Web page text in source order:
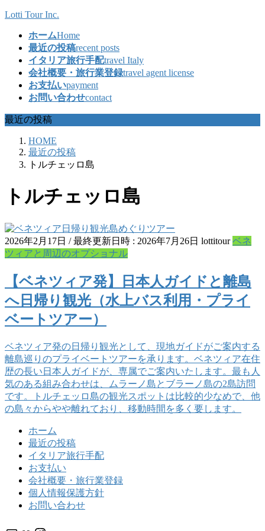
コ
ッ
プ
ナ
移
動
Lotti Tour Inc.
ホームHome
最近の投稿recent posts
イタリア旅行手配travel Italy
会社概要・旅行業登録travel agent license
お支払いpayment
お問い合わせcontact
最近の投稿
HOME
最近の投稿
トルチェッロ島
トルチェッロ島
2026年2月17日 / 最終更新日時 : 2026年7月26日 lottitour ベネ
ツィアと周辺のオプショナル
【ベネツィア発】日本人ガイドと離島
へ日帰り観光（水上バス利用・プライ
ベートツアー）
ベネツィア発の日帰り観光として、現地ガイドがご案内する
離島巡りのプライベートツアーを承ります。ベネツィア在住
歴の長い日本人ガイドが、専属でご案内いたします。最も人
気のある組み合わせは、ムラーノ島とブラーノ島の2島訪問
です。トルチェッロ島の観光スポットは比較的少なめで、他
の島々からやや離れており、移動時間を多く要します。
ホーム
最近の投稿
イタリア旅行手配
お支払い
会社概要・旅行業登録
個人情報保護方針
お問い合わせ